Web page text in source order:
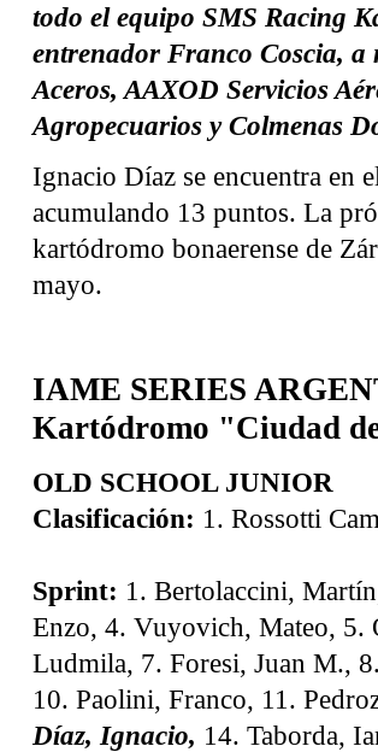
todo el equipo SMS Racing
entrenador Franco Coscia, a
Aceros, AAXOD Servicios
Agropecuarios y Colmenas
Ignacio Díaz se encuentra en
acumulando 13 puntos. La
kartódromo bonaerense de
mayo.
IAME SERIES
Kartódromo "Ciudad
OLD SCHOOL JUNIOR
Clasificación: 1. Rossotti
Sprint: 1. Bertolaccini,
Enzo, 4. Vuyovich, Mateo, 5.
Ludmila, 7. Foresi, Juan M.,
10. Paolini, Franco, 11.
Díaz, Ignacio, 14. Taborda,